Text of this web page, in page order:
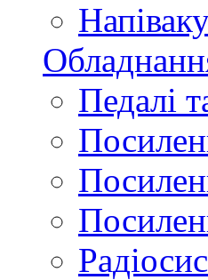
Педалі